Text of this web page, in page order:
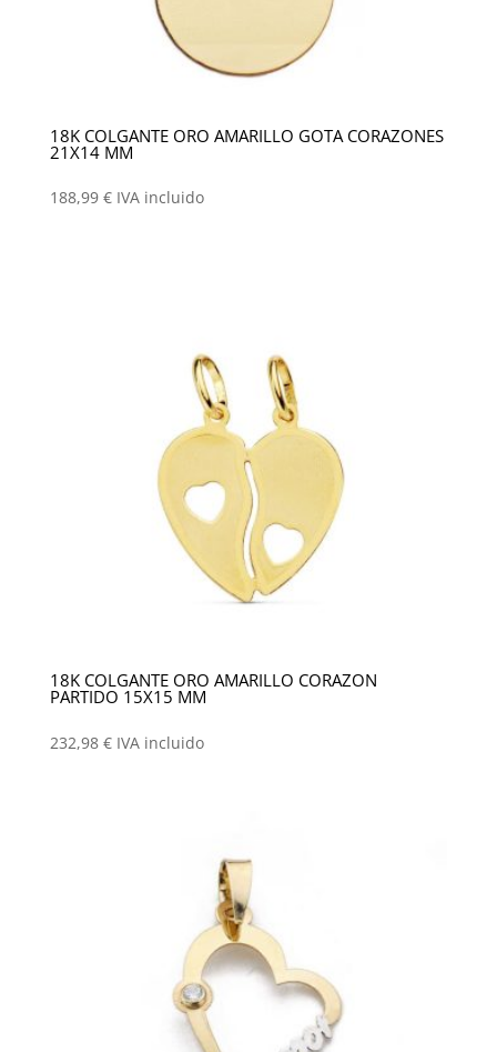
18K COLGANTE ORO AMARILLO GOTA CORAZONES
21X14 MM
188,99 € IVA incluido
18K COLGANTE ORO AMARILLO CORAZON
PARTIDO 15X15 MM
232,98 € IVA incluido